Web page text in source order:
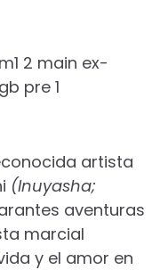
artista
(Inuyasha;
aventuras
marcial
y el amor en